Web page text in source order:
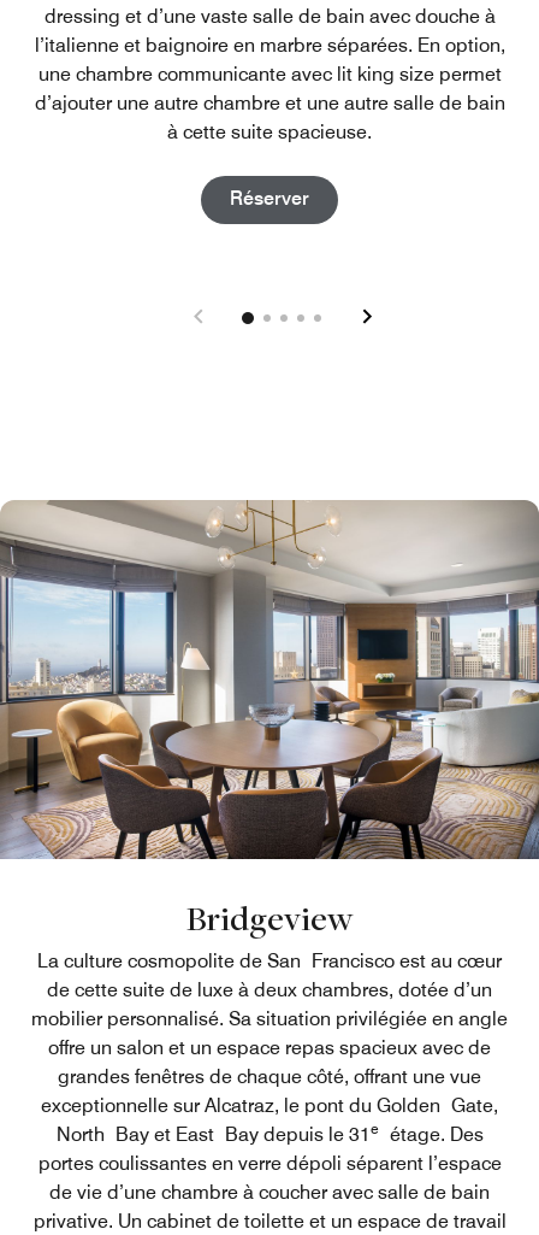
dressing et d’une vaste salle de bain avec douche à
l’italienne et baignoire en marbre séparées. En option,
une chambre communicante avec lit king size permet
d’ajouter une autre chambre et une autre salle de bain
à cette suite spacieuse.
RéserverOpen in New Tab
Bridgeview
La culture cosmopolite de San Francisco est au cœur
de cette suite de luxe à deux chambres, dotée d’un
mobilier personnalisé. Sa situation privilégiée en angle
offre un salon et un espace repas spacieux avec de
grandes fenêtres de chaque côté, offrant une vue
exceptionnelle sur Alcatraz, le pont du Golden Gate,
North Bay et East Bay depuis le 31 eétage. Des
portes coulissantes en verre dépoli séparent l’espace
de vie d’une chambre à coucher avec salle de bain
privative. Un cabinet de toilette et un espace de travail